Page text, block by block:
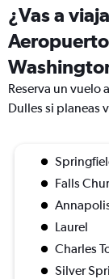
¿Vas a
Reserva un vuelo
Dulles si planeas
Falls
Laurel
Charles
Silver